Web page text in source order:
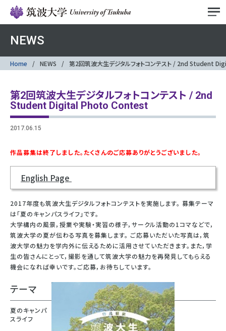
NEWS
Home NEWS 第2回筑波大生デジタルフォトコンテスト / 2nd Student
第2回筑波大生デジタルフォトコンテスト / 2nd
Student Digital Photo Contest
2017.06.15
作品募集は終了しました。たくさんのご応募ありがとうございました。
English Page
2017年度も筑波大生デジタルフォトコンテストを実施します。 募集テーマ
は「夏のキャンパスライフ」です。
大学構内の風景，授業や実験・実習の様子，サークル活動の1コマなどで，
筑波大学の夏が伝わる写真を募集します。 ご応募いただいた写真は，筑
波大学の魅力を学内外に伝えるために活用させていただきます。また，学
生の皆さんにとって，撮影を通して筑波大学の魅力を再発見してもらえる
機会になれば幸いです。ご応募，お待ちしています。
テーマ
夏のキャンパ
スライフ